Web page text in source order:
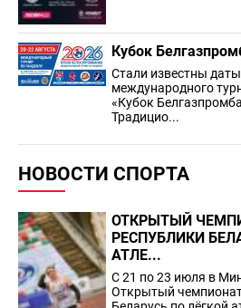
Кубок
Стали известны
международного
«Кубок
Традицио...
НОВОСТИ СПОРТА
ОТКРЫТЫЙ
РЕСПУБЛИКИ
АТЛЕ...
С 21 по 23 июля в
Открытый